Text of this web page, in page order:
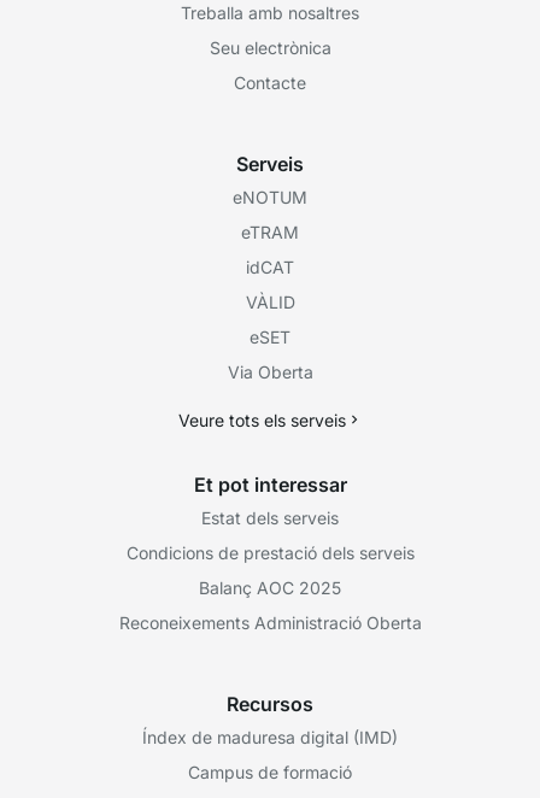
Treballa amb nosaltres
Seu electrònica
Contacte
Serveis
eNOTUM
eTRAM
idCAT
VÀLID
eSET
Via Oberta
Veure tots els serveis
Et pot interessar
Estat dels serveis
Condicions de prestació dels serveis
Balanç AOC 2025
Reconeixements Administració Oberta
Recursos
Índex de maduresa digital (IMD)
Campus de formació